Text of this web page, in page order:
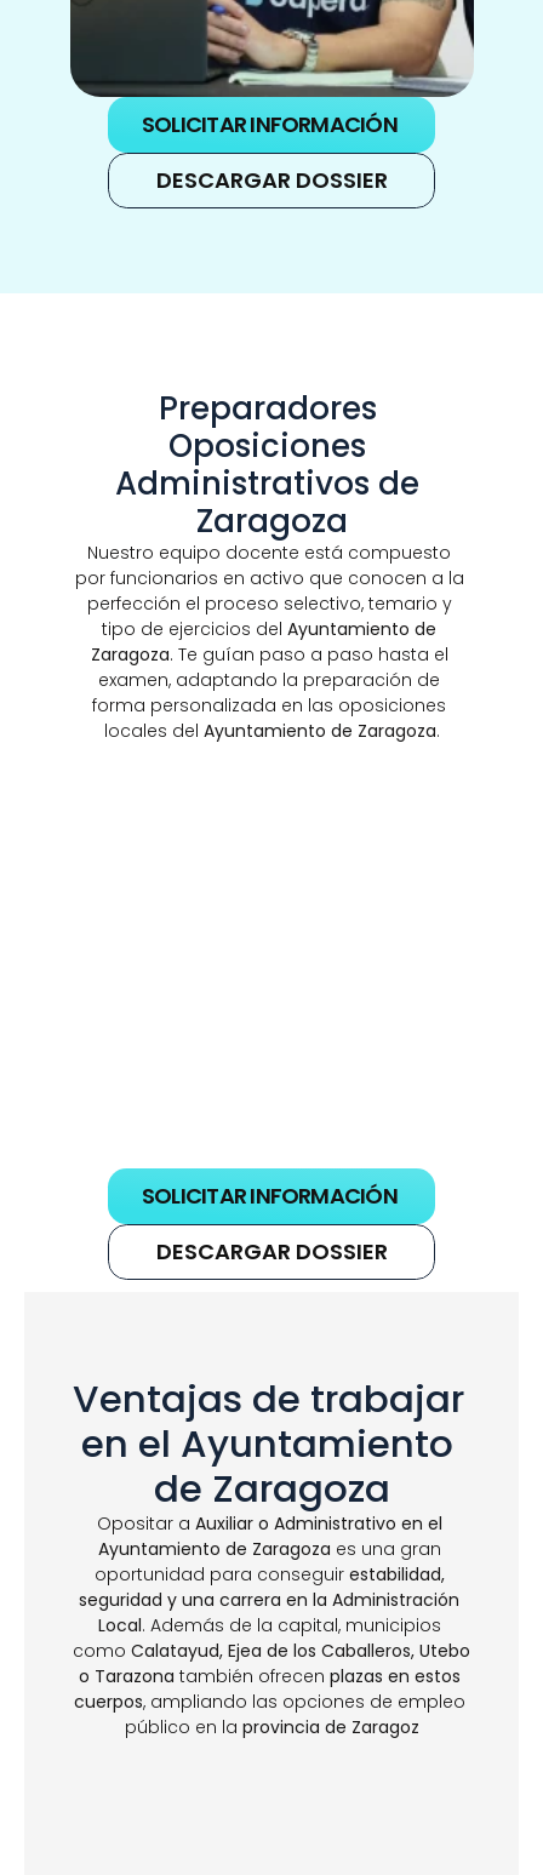
SOLICITAR INFORMACIÓN
DESCARGAR DOSSIER
Preparadores
Oposiciones
Administrativos de
Zaragoza
Nuestro equipo docente está compuesto
por funcionarios en activo que conocen a la
perfección el proceso selectivo, temario y
tipo de ejercicios del Ayuntamiento de
Zaragoza. Te guían paso a paso hasta el
examen, adaptando la preparación de
forma personalizada en las oposiciones
locales del Ayuntamiento de Zaragoza.
SOLICITAR INFORMACIÓN
DESCARGAR DOSSIER
Ventajas de trabajar
en el Ayuntamiento
de Zaragoza
Opositar a Auxiliar o Administrativo en el
Ayuntamiento de Zaragoza es una gran
oportunidad para conseguir estabilidad,
seguridad y una carrera en la Administración
Local. Además de la capital, municipios
como Calatayud, Ejea de los Caballeros, Utebo
o Tarazona también ofrecen plazas en estos
cuerpos, ampliando las opciones de empleo
público en la provincia de Zaragoz